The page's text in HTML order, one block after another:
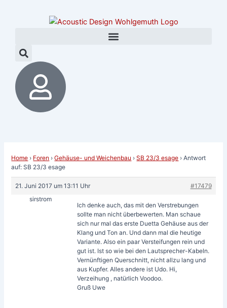
Home › Foren › Gehäuse- und Weichenbau › SB 23/3 esage › Antwort
auf: SB 23/3 esage
21. Juni 2017 um 13:11 Uhr
#17479
sirstrom
Ich denke auch, das mit den Verstrebungen
sollte man nicht überbewerten. Man schaue
sich nur mal das erste Duetta Gehäuse aus der
Klang und Ton an. Und dann mal die heutige
Variante. Also ein paar Versteifungen rein und
gut ist. Ist so wie bei den Lautsprecher-Kabeln.
Vernünftigen Querschnitt, nicht allzu lang und
aus Kupfer. Alles andere ist Udo. Hi,
Verzeihung , natürlich Voodoo.
Gruß Uwe